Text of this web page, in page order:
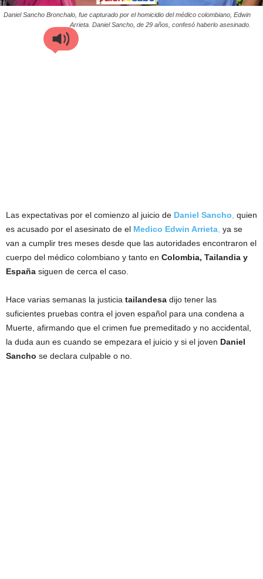
Daniel Sancho Bronchalo, fue capturado por el homicidio del médico colombiano, Edwin
Arrieta. Daniel Sancho, de 29 años, confesó haberlo asesinado.
Las expectativas por el comienzo al juicio de Daniel Sancho quien
es acusado por el asesinato de el Medico Edwin Arrieta ya se
van a cumplir tres meses desde que las autoridades encontraron el
cuerpo del médico colombiano y tanto en Colombia, Tailandia y
España siguen de cerca el caso.
Hace varias semanas la justicia tailandesa dijo tener las
suficientes pruebas contra el joven español para una condena a
Muerte, afirmando que el crimen fue premeditado y no accidental,
la duda aun es cuando se empezara el juicio y si el joven Daniel
Sancho se declara culpable o no.